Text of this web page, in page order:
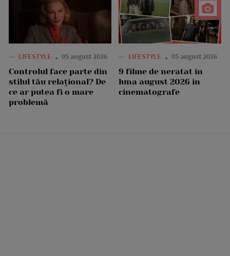
— LIFESTYLE 05 august 2026
Controlul face parte din
stilul tău relațional? De
ce ar putea fi o mare
problemă
— LIFESTYLE 05 august 2026
9 filme de neratat în
luna august 2026 în
cinematografe